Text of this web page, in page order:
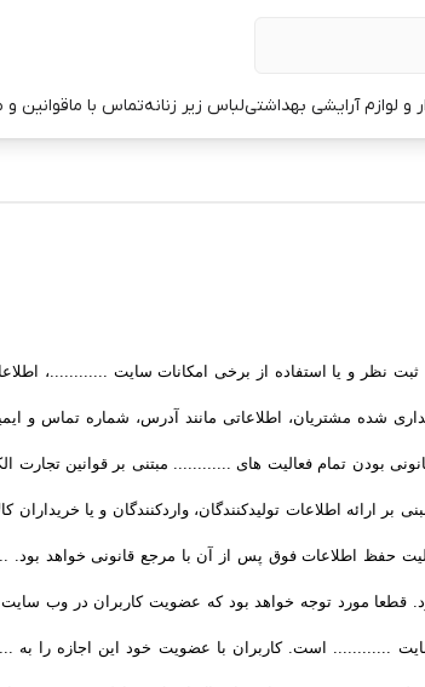
و لوازم آرایشی بهداشتیلباس زیر زنانهتماس با ماقوانین و
و یا استفاده از برخی امکانات سایت ............،
شده مشتریان، اطلاعاتی مانند آدرس، شماره تماس
بودن تمام فعالیت های ............ مبتنی بر قوانین
اطلاعات تولیدکنندگان، واردکنندگان و یا
حفظ اطلاعات فوق پس از آن با مرجع قانونی خواهد بود.
قطعا مورد توجه خواهد بود که عضویت کاربران در وب
سایت ............ است. کاربران با عضویت خود این اجازه را